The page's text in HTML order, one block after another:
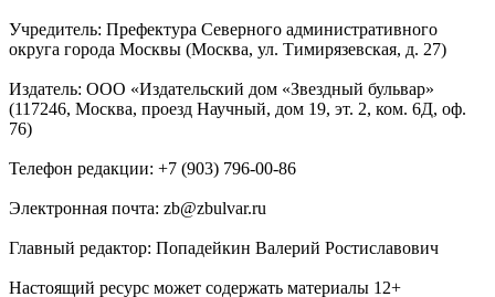
Учредитель: Префектура Северного административного
округа города Москвы (Москва, ул. Тимирязевская, д. 27)
Издатель: ООО «Издательский дом «Звездный бульвар»
(117246, Москва, проезд Научный, дом 19, эт. 2, ком. 6Д, оф.
76)
Телефон редакции: +7 (903) 796-00-86
Электронная почта: zb@zbulvar.ru
Главный редактор: Попадейкин Валерий Ростиславович
Настоящий ресурс может содержать материалы 12+